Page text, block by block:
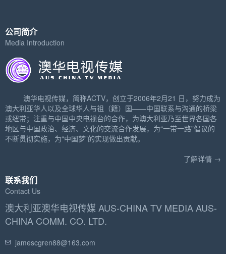
公司简介
Media Introduction
澳华电视传媒，简称ACTV，创立于2006年2月21 日，努力成为
澳大利亚华人以及全球华人与祖（籍）国——中国联系与沟通的桥梁
或纽带；注重与中国中央电视台的合作，为澳大利亚乃至世界各国各
地区与中国政治、经济、文化的交流合作发展，为“一带一路”倡议的
不断贯彻实施，为“中国梦”的实现做出贡献。
了解详情 →
联系我们
Contact Us
澳大利亚澳华电视传媒 AUS-CHINA TV MEDIA AUS-
CHINA COMM. CO. LTD.
jamescgren88@163.com